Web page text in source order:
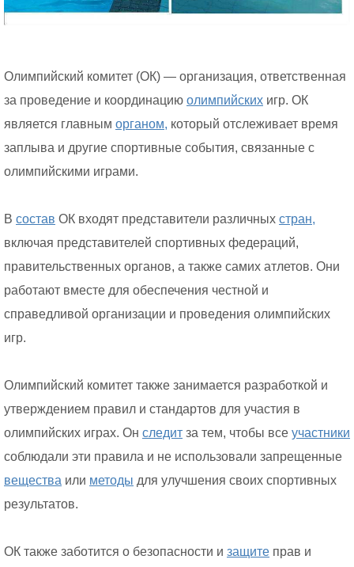
Олимпийский комитет (ОК) — организация, ответственная
за проведение и координацию олимпийских игр. ОК
является главным органом, который отслеживает время
заплыва и другие спортивные события, связанные с
олимпийскими играми.
В состав ОК входят представители различных стран,
включая представителей спортивных федераций,
правительственных органов, а также самих атлетов. Они
работают вместе для обеспечения честной и
справедливой организации и проведения олимпийских
игр.
Олимпийский комитет также занимается разработкой и
утверждением правил и стандартов для участия в
олимпийских играх. Он следит за тем, чтобы все участники
соблюдали эти правила и не использовали запрещенные
вещества или методы для улучшения своих спортивных
результатов.
ОК также заботится о безопасности и защите прав и